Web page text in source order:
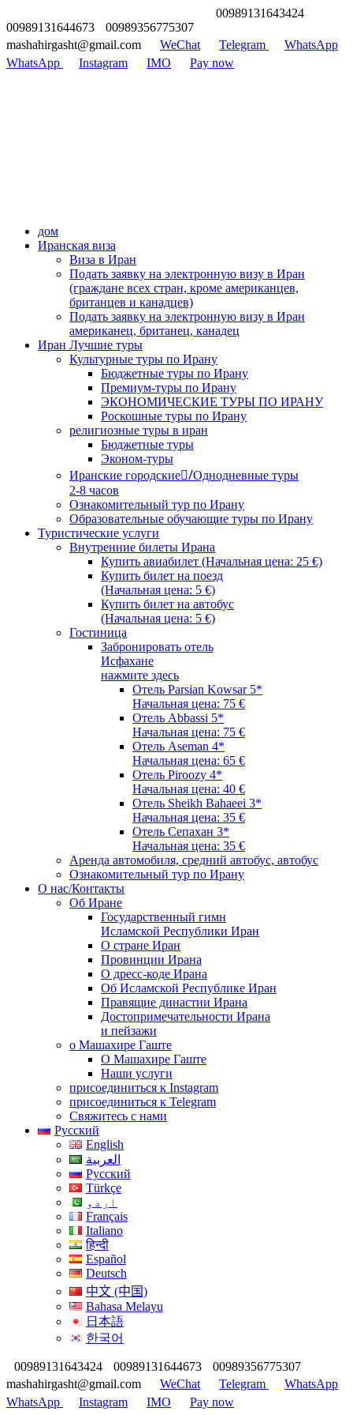
00989131643424
00989131644673
00989356775307
mashahirgasht@gmail.com
WeChat Telegram
WhatsApp
WhatsApp
Instagram IMO Pay now
дом
Иранская виза
Виза в Иран
Подать заявку на электронную визу в Иран
(граждане всех стран, кроме американцев,
британцев и канадцев)
Подать заявку на электронную визу в Иран
американец, британец, канадец
Иран Лучшие туры
Культурные туры по Ирану
Бюджетные туры по Ирану
Премиум-туры по Ирану
ЭКОНОМИЧЕСКИЕ ТУРЫ ПО ИРАНУ
Роскошные туры по Ирану
религиозные туры в иран
Бюджетные туры
Эконом-туры
Иранские городские/ِОднодневные туры
2-8 часов
Ознакомительный тур по Ирану
Образовательные обучающие туры по Ирану
Туристические услуги
Внутренние билеты Ирана
Купить авиабилет (Начальная цена: 25 €)
Купить билет на поезд
(Начальная цена: 5 €)
Купить билет на автобус
(Начальная цена: 5 €)
Гостиница
Забронировать отель
Исфахане
нажмите здесь
Отель Parsian Kowsar 5*
Начальная цена: 75 €
Отель Abbassi 5*
Начальная цена: 75 €
Отель Aseman 4*
Начальная цена: 65 €
Отель Piroozy 4*
Начальная цена: 40 €
Отель Sheikh Bahaeei 3*
Начальная цена: 35 €
Отель Сепахан 3*
Начальная цена: 35 €
Аренда автомобиля, средний автобус, автобус
Ознакомительный тур по Ирану
О нас/Контакты
Об Иране
Государственный гимн
Исламской Республики Иран
О стране Иран
Провинции Ирана
О дресс-коде Ирана
Об Исламской Республике Иран
Правящие династии Ирана
Достопримечательности Ирана
и пейзажи
о Машахире Гаште
О Машахире Гаште
Наши услуги
присоединиться к Instagram
присоединиться к Telegram
Свяжитесь с нами
Русский
English
العربية
Русский
Türkçe
اردو
Français
Italiano
हिन्दी
Español
Deutsch
中文 (中国)
Bahasa Melayu
日本語
한국어
00989131643424 00989131644673
00989356775307
mashahirgasht@gmail.com
WeChat Telegram
WhatsApp
WhatsApp
Instagram IMO Pay now